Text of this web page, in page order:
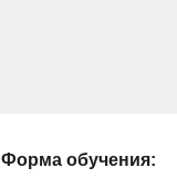
Форма обучения: